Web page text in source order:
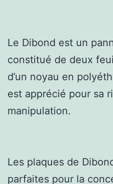
Le Dibond est un
constitué de deux
d’un noyau en
est apprécié pour sa
manipulation.
Les plaques de
parfaites pour la